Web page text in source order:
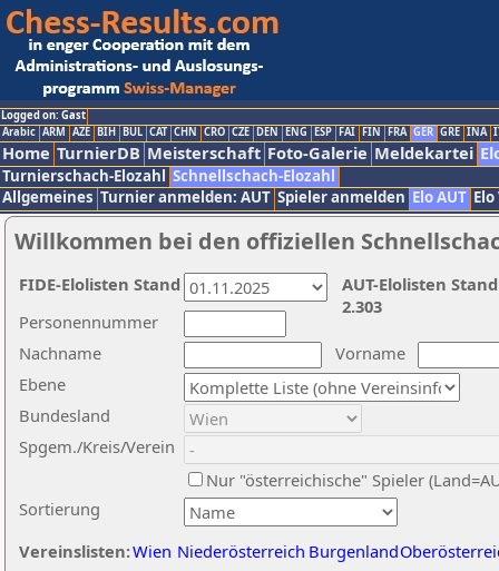
Logged on: Gast
Arabic ARM AZE BIH BUL CAT CHN CRO CZE DEN ENG ESP FAI FIN FRA GER GRE INA
Home TurnierDB Meisterschaft Foto-Galerie Meldekartei
Turnierschach-Elozahl Schnellschach-Elozahl
Allgemeines Turnier anmelden: AUT Spieler anmelden Elo AUT
Willkommen bei den offiziellen
Nachname
Vorname
Ebene
Sortierung
Personennummer
Bundesland
Spgem./Kreis/Verein
Nur "österreichische" Spieler
Vereinslisten:Wien Niederösterreich Burgenland
AUT-Elolisten
2.303
FIDE-Elolisten Stand